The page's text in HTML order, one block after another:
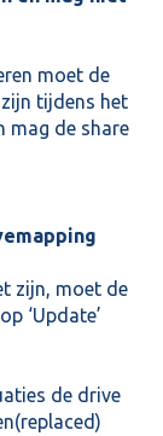
moet de
tijdens het
mag de share
zijn, moet de
‘Update’
de drive